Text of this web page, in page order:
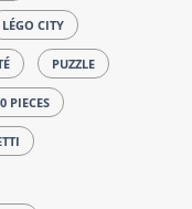
LÉGO CITY
PUZZLE
PIECES